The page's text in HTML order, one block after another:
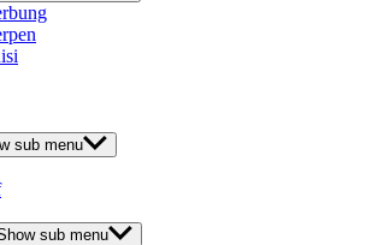
sub menu
sub menu